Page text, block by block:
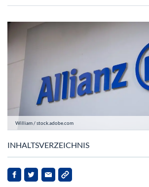
William / stock.adobe.com
INHALTSVERZEICHNIS
Allianz mit einem erneut guten